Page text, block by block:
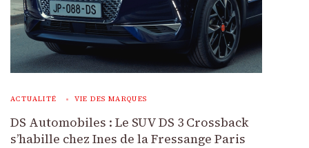
ACTUALITÉ VIE DES MARQUES
DS Automobiles : Le SUV DS 3 Crossback
s’habille chez Ines de la Fressange Paris